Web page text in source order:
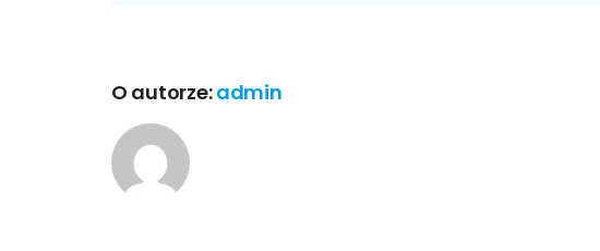
O autorze:admin